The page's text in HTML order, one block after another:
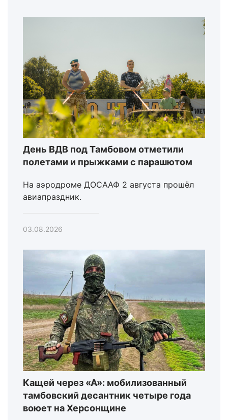
День ВДВ под Тамбовом отметили
полетами и прыжками с парашютом
На аэродроме ДОСААФ 2 августа прошёл
авиапраздник.
03.08.2026
Кащей через «А»: мобилизованный
тамбовский десантник четыре года
воюет на Херсонщине